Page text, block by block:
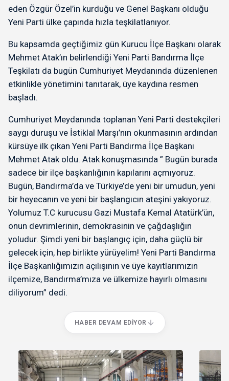
eden Özgür Özel’in kurduğu ve Genel Başkanı olduğu
Yeni Parti ülke çapında hızla teşkilatlanıyor.
Bu kapsamda geçtiğimiz gün Kurucu İlçe Başkanı olarak
Mehmet Atak’ın belirlendiği Yeni Parti Bandırma İlçe
Teşkilatı da bugün Cumhuriyet Meydanında düzenlenen
etkinlikle yönetimini tanıtarak, üye kaydına resmen
başladı.
Cumhuriyet Meydanında toplanan Yeni Parti destekçileri
saygı duruşu ve İstiklal Marşı’nın okunmasının ardından
kürsüye ilk çıkan Yeni Parti Bandırma İlçe Başkanı
Mehmet Atak oldu. Atak konuşmasında ” Bugün burada
sadece bir ilçe başkanlığının kapılarını açmıyoruz.
Bugün, Bandırma’da ve Türkiye’de yeni bir umudun, yeni
bir heyecanın ve yeni bir başlangıcın ateşini yakıyoruz.
Yolumuz T.C kurucusu Gazi Mustafa Kemal Atatürk’ün,
onun devrimlerinin, demokrasinin ve çağdaşlığın
yoludur. Şimdi yeni bir başlangıç için, daha güçlü bir
gelecek için, hep birlikte yürüyelim! Yeni Parti Bandırma
İlçe Başkanlığımızın açılışının ve üye kayıtlarımızın
ilçemize, Bandırma’mıza ve ülkemize hayırlı olmasını
diliyorum” dedi.
HABER DEVAM EDIYOR